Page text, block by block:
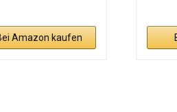
Amazon kaufen